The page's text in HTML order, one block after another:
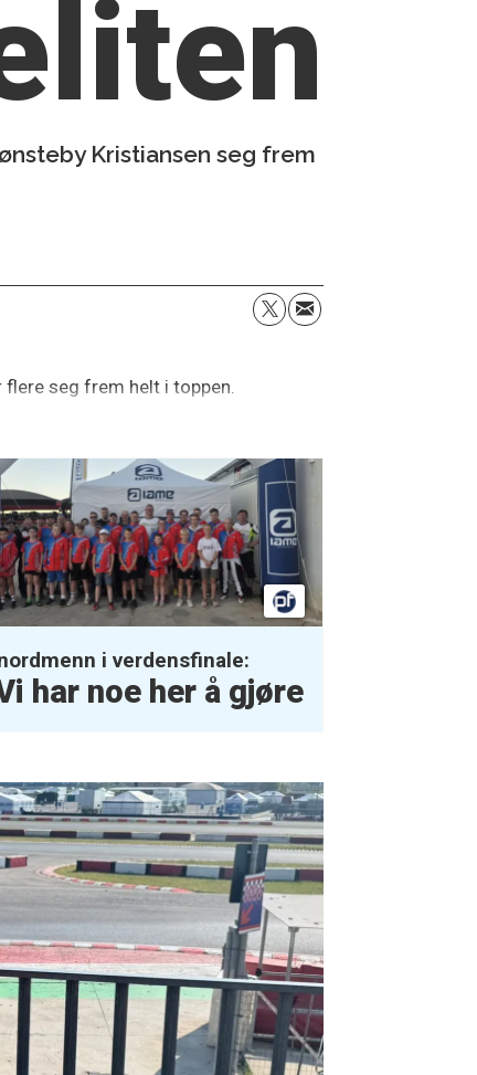
Kristiansen seg frem
seg frem helt i toppen.
i verdensfinale:
har noe her å gjøre